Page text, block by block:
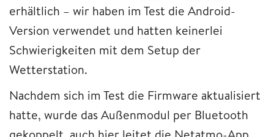
erhältlich – wir haben im Test die Android-
Version verwendet und hatten keinerlei
Schwierigkeiten mit dem Setup der
Wetterstation.
Nachdem sich im Test die Firmware aktualisiert
hatte, wurde das Außenmodul per Bluetooth